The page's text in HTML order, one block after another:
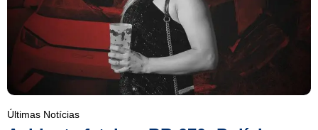
Últimas Notícias